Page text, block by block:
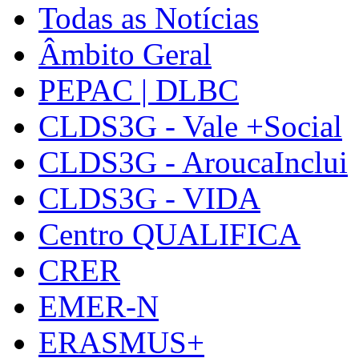
Todas as Notícias
Âmbito Geral
PEPAC | DLBC
CLDS3G - Vale +Social
CLDS3G - AroucaInclui
CLDS3G - VIDA
Centro QUALIFICA
CRER
EMER-N
ERASMUS+